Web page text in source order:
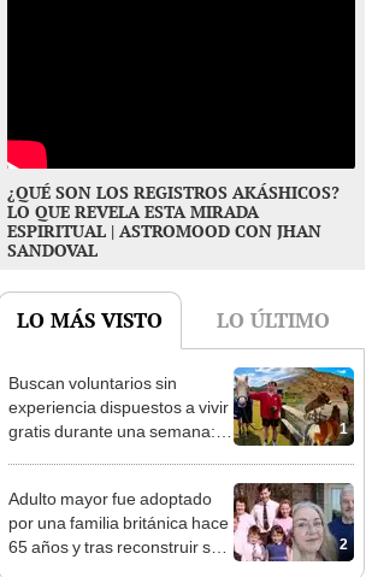
¿QUÉ SON LOS REGISTROS AKÁSHICOS?
LO QUE REVELA ESTA MIRADA
ESPIRITUAL | ASTROMOOD CON JHAN
SANDOVAL
LO MÁS VISTO LO ÚLTIMO
1
Buscan voluntarios sin
experiencia dispuestos a vivir
gratis durante una semana:
un refugio por 2 horas
2
Adulto mayor fue adoptado
por una familia británica hace
65 años y tras reconstruir sus